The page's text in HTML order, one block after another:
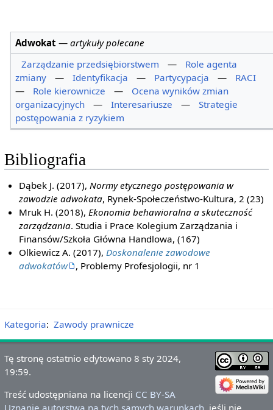
Adwokat —artykuły polecane
Zarządzanie przedsiębiorstwem
—
Role agenta
zmiany
— Identyfikacja — Partycypacja —
RACI
—
Role kierownicze —
Ocena wyników zmian
organizacyjnych
— Interesariusze —
Strategie
postępowania z ryzykiem
Bibliografia
Dąbek J. (2017), Normy etycznego postępowania w
zawodzie adwokata, Rynek-Społeczeństwo-Kultura, 2 (23)
Mruk H. (2018), Ekonomia behawioralna a skuteczność
zarządzania. Studia i Prace Kolegium Zarządzania i
Finansów/Szkoła Główna Handlowa, (167)
Olkiewicz A. (2017), Doskonalenie zawodowe
adwokatów
, Problemy Profesjologii, nr 1
Kategoria: Zawody prawnicze
Tę stronę ostatnio edytowano 8 sty 2024,
19:59.
Treść udostępniana na licencji CC BY-SA